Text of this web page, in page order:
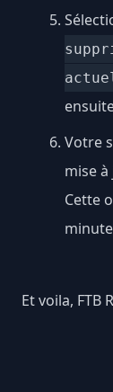
Votre
mise à
Cette
Et voila, FTB